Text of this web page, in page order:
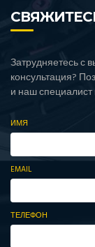
Затрудняетесь с
консультация?
и наш
ИМЯ
EMAIL
ТЕЛЕФОН